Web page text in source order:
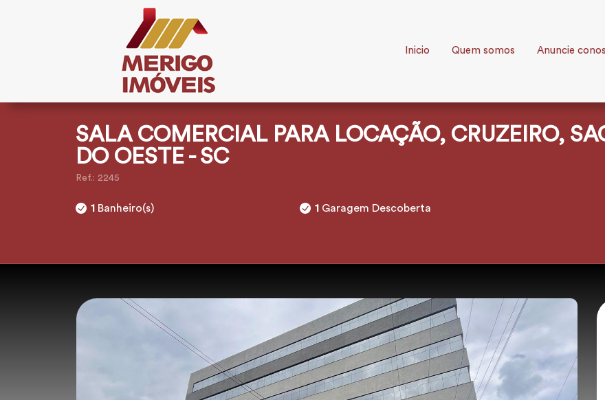
Inicio Quem somos Anuncie
SALA COMERCIAL PARA LOCAÇÃO, CRUZEIRO,
DO OESTE - SC
Ref.: 2245
1 Banheiro(s) 1 Garagem Descoberta